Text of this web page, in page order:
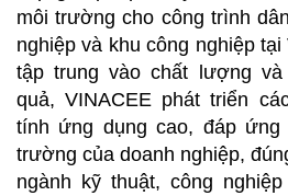
môi trường cho công trình dân
nghiệp và khu công nghiệp tại
tập trung vào chất lượng và
quả, VINACEE phát triển
tính ứng dụng cao, đáp ứng
trường của doanh nghiệp,
ngành kỹ thuật, công nghiệp